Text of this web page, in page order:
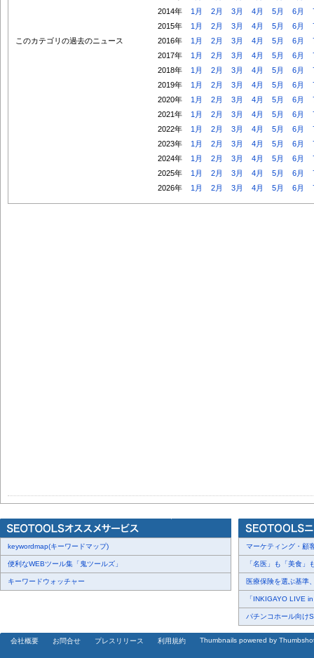
このカテゴリの過去のニュース
2014年
1月 2月 3月 4月 5月 6月
2015年
1月 2月 3月 4月 5月 6月
2016年
1月 2月 3月 4月 5月 6月
2017年
1月 2月 3月 4月 5月 6月
2018年
1月 2月 3月 4月 5月 6月
2019年
1月 2月 3月 4月 5月 6月
2020年
1月 2月 3月 4月 5月 6月
2021年
1月 2月 3月 4月 5月 6月
2022年
1月 2月 3月 4月 5月 6月
2023年
1月 2月 3月 4月 5月 6月
2024年
1月 2月 3月 4月 5月 6月
2025年
1月 2月 3月 4月 5月 6月
2026年
1月 2月 3月 4月 5月 6月
keywordmap(キーワードマップ)
便利なWEBツール集「鬼ツールズ」
キーワードウォッチャー
マーケティング・顧
「名医」も「美食」
医療保険を選ぶ基準
「INKIGAYO LIVE
パチンコホール向け
会社概要 お問合せ プレスリリース 利用規約 Thumbnails powered by